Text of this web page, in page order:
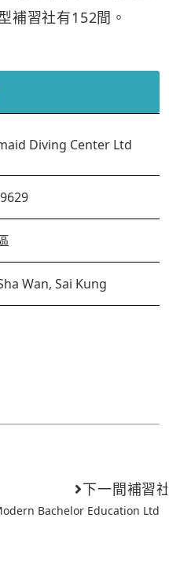
補習社有152間。
Diving Center Ltd
Wan, Sai Kung
下一間補習
Bachelor Education Ltd